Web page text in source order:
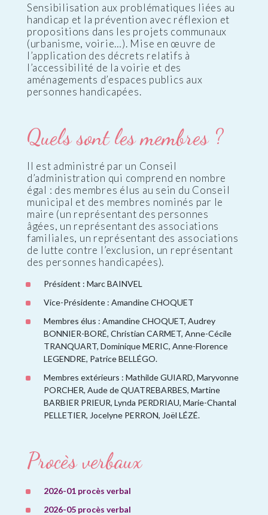
Sensibilisation aux problématiques liées au
handicap et la prévention avec réflexion et
propositions dans les projets communaux
(urbanisme, voirie…). Mise en œuvre de
l’application des décrets relatifs à
l’accessibilité de la voirie et des
aménagements d’espaces publics aux
personnes handicapées.
Quels sont les membres ?
Il est administré par un Conseil
d’administration qui comprend en nombre
égal : des membres élus au sein du Conseil
municipal et des membres nominés par le
maire (un représentant des personnes
âgées, un représentant des associations
familiales, un représentant des associations
de lutte contre l’exclusion, un représentant
des personnes handicapées).
Président : Marc BAINVEL
Vice-Présidente : Amandine CHOQUET
Membres élus : Amandine CHOQUET, Audrey
BONNIER-BORÉ, Christian CARMET, Anne-Cécile
TRANQUART, Dominique MERIC, Anne-Florence
LEGENDRE, Patrice BELLÉGO.
Membres extérieurs : Mathilde GUIARD, Maryvonne
PORCHER, Aude de QUATREBARBES, Martine
BARBIER PRIEUR, Lynda PERDRIAU, Marie-Chantal
PELLETIER, Jocelyne PERRON, Joël LÉZÉ.
Procès verbaux
2026-01 procès verbal
2026-05 procès verbal